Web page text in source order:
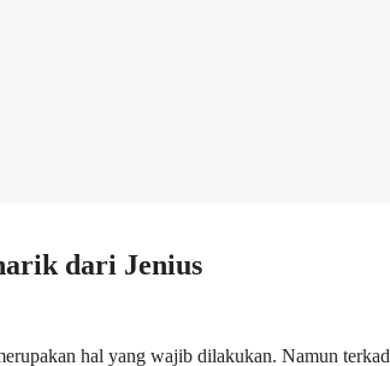
dari Jenius
hal yang wajib dilakukan. Namun